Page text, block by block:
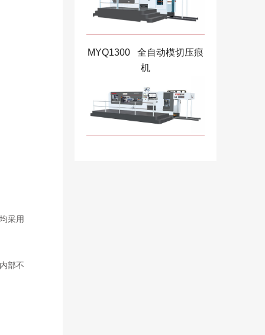
采用
部不
MYQ1300 全自动模切压痕
机